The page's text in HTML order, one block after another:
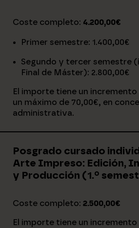
Coste completo: 4.200,00€
Primer semestre: 1.400,00€
Segundo y tercer semestre
Final de Máster): 2.800,00€
El importe tiene un incremento
un máximo de 70,00€, en
administrativa.
Posgrado cursado
Arte Impreso: Edición,
y Producción (1.º
Coste completo: 2.500,00€
El importe tiene un incremento